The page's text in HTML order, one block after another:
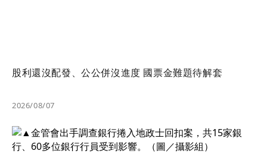
股利還沒配發、公公併沒進度 國票金難題待解套
2026/08/07